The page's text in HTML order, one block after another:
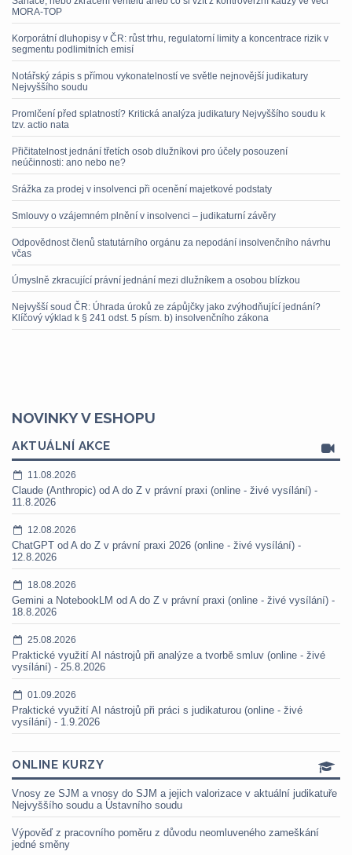
MORA-TOP
Korporátní dluhopisy v ČR: růst trhu, regulatorní limity a koncentrace rizik v
segmentu podlimitních emisí
Notářský zápis s přímou vykonatelností ve světle nejnovější judikatury
Nejvyššího soudu
Promlčení před splatností? Kritická analýza judikatury Nejvyššího soudu k
tzv. actio nata
Přičitatelnost jednání třetích osob dlužníkovi pro účely posouzení
neúčinnosti: ano nebo ne?
Srážka za prodej v insolvenci při ocenění majetkové podstaty
Smlouvy o vzájemném plnění v insolvenci – judikaturní závěry
Odpovědnost členů statutárního orgánu za nepodání insolvenčního návrhu
včas
Úmyslně zkracující právní jednání mezi dlužníkem a osobou blízkou
Nejvyšší soud ČR: Úhrada úroků ze zápůjčky jako zvýhodňující jednání?
Klíčový výklad k § 241 odst. 5 písm. b) insolvenčního zákona
NOVINKY V ESHOPU
AKTUÁLNÍ AKCE
11.08.2026
Claude (Anthropic) od A do Z v právní praxi (online - živé vysílání) -
11.8.2026
12.08.2026
ChatGPT od A do Z v právní praxi 2026 (online - živé vysílání) -
12.8.2026
18.08.2026
Gemini a NotebookLM od A do Z v právní praxi (online - živé vysílání) -
18.8.2026
25.08.2026
Praktické využití AI nástrojů při analýze a tvorbě smluv (online - živé
vysílání) - 25.8.2026
01.09.2026
Praktické využití AI nástrojů při práci s judikaturou (online - živé
vysílání) - 1.9.2026
ONLINE KURZY
Vnosy ze SJM a vnosy do SJM a jejich valorizace v aktuální judikatuře
Nejvyššího soudu a Ústavního soudu
Výpověď z pracovního poměru z důvodu neomluveného zameškání
jedné směny